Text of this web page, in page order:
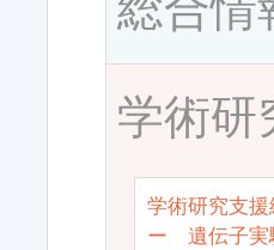
学術研
学術研究支援
ー 遺伝子実